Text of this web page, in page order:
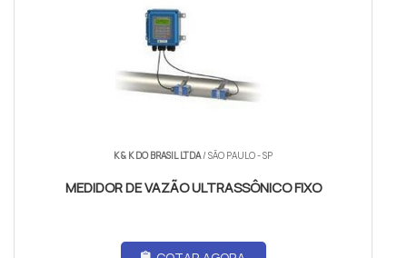
K & K DO BRASIL LTDA/ SÃO PAULO - SP
MEDIDOR DE VAZÃO ULTRASSÔNICO FIXO